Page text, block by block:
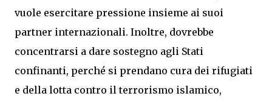
vuole esercitare pressione insieme ai suoi
partner internazionali. Inoltre, dovrebbe
concentrarsi a dare sostegno agli Stati
confinanti, perché si prendano cura dei rifugiati
e della lotta contro il terrorismo islamico,